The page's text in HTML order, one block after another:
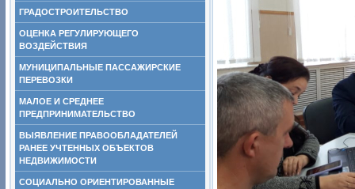
ГРАДОСТРОИТЕЛЬСТВО
ОЦЕНКА РЕГУЛИРУЮЩЕГО
ВОЗДЕЙСТВИЯ
МУНИЦИПАЛЬНЫЕ ПАССАЖИРСКИЕ
ПЕРЕВОЗКИ
МАЛОЕ И СРЕДНЕЕ
ПРЕДПРИНИМАТЕЛЬСТВО
ВЫЯВЛЕНИЕ ПРАВООБЛАДАТЕЛЕЙ
РАНЕЕ УЧТЕННЫХ ОБЪЕКТОВ
НЕДВИЖИМОСТИ
СОЦИАЛЬНО ОРИЕНТИРОВАННЫЕ